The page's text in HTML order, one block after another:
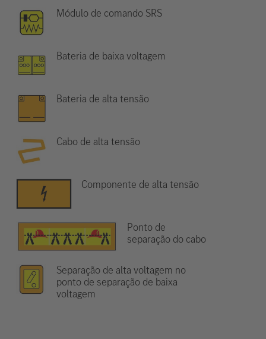
Módulo de comando SRS
Bateria de baixa voltagem
Bateria de alta tensão
Cabo de alta tensão
Componente de alta tensão
Ponto de
separação do cabo
Separação de alta voltagem no
ponto de separação de baixa
voltagem